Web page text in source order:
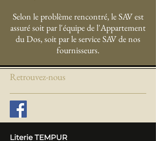
uniquement du matériel robuste !
Selon le problème rencontré, le SAV est
assuré soit par l'équipe de l'Appartement
du Dos, soit par le service SAV de nos
fournisseurs.
Retrouvez-nous